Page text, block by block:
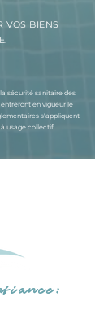
VOS BIENS
sécurité sanitaire des
en vigueur le
s'appliquent
usage collectif.